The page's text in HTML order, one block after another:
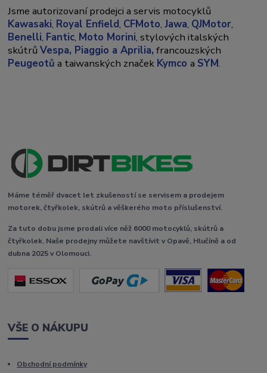
Jsme autorizovaní prodejci a servis motocyklů
Kawasaki, Royal Enfield, CFMoto,Jawa, QJMotor,
Benelli, Fantic, Moto Morini, stylových italských
skútrůVespa, Piaggio a Aprilia, francouzských
Peugeotů a taiwanských značek Kymcoa SYM.
Máme téměř dvacet let zkušeností se servisem a prodejem
motorek, čtyřkolek, skútrů a věškerého moto příslušenství.
Za tuto dobu jsme prodali více něž 6000 motocyklů, skútrů a
čtyřkolek. Naše prodejny můžete navštívit v Opavě, Hlučíně a od
dubna 2025 v Olomouci.
VŠE O NÁKUPU
Obchodní podmínky